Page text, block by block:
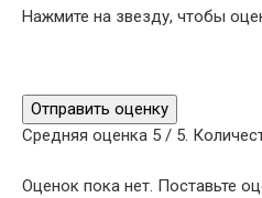
Нажмите на звезду, чтобы
Отправить оценку
Средняя оценка 5 / 5.
Оценок пока нет. Поставьте